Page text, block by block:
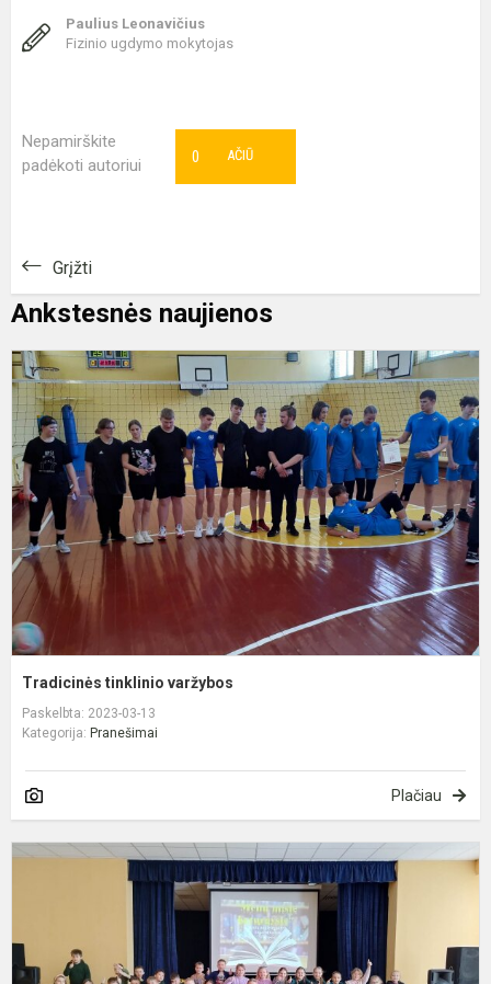
Paulius Leonavičius
Fizinio ugdymo mokytojas
Nepamirškite
padėkoti autoriui
AČIŪ
0
Grįžti
Ankstesnės naujienos
Tradicinės tinklinio varžybos
Paskelbta: 2023-03-13
Kategorija: Pranešimai
Plačiau